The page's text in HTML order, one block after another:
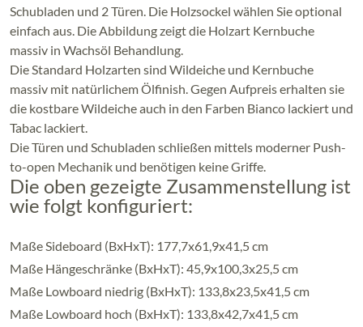
Schubladen und 2 Türen. Die Holzsockel wählen Sie optional
einfach aus. Die Abbildung zeigt die Holzart Kernbuche
massiv in Wachsöl Behandlung.
Die Standard Holzarten sind Wildeiche und Kernbuche
massiv mit natürlichem Ölfinish. Gegen Aufpreis erhalten sie
die kostbare Wildeiche auch in den Farben Bianco lackiert und
Tabac lackiert.
Die Türen und Schubladen schließen mittels moderner Push-
to-open Mechanik und benötigen keine Griffe.
Die oben gezeigte Zusammenstellung ist
wie folgt konfiguriert:
Maße Sideboard (BxHxT): 177,7x61,9x41,5 cm
Maße Hängeschränke (BxHxT): 45,9x100,3x25,5 cm
Maße Lowboard niedrig (BxHxT): 133,8x23,5x41,5 cm
Maße Lowboard hoch (BxHxT): 133,8x42,7x41,5 cm